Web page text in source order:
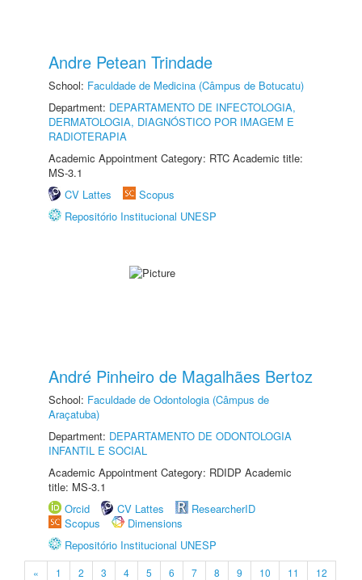
Andre Petean Trindade
School: Faculdade de Medicina (Câmpus de Botucatu)
Department: DEPARTAMENTO DE INFECTOLOGIA,
DERMATOLOGIA, DIAGNÓSTICO POR IMAGEM E
RADIOTERAPIA
Academic Appointment Category: RTC Academic title:
MS-3.1
CV Lattes
Scopus
Repositório Institucional UNESP
André Pinheiro de Magalhães Bertoz
School: Faculdade de Odontologia (Câmpus de
Araçatuba)
Department: DEPARTAMENTO DE ODONTOLOGIA
INFANTIL E SOCIAL
Academic Appointment Category: RDIDP Academic
title: MS-3.1
Orcid
CV Lattes
ResearcherID
Scopus
Dimensions
Repositório Institucional UNESP
« 1 2 3 4 5 6 7 8 9 10 11
12